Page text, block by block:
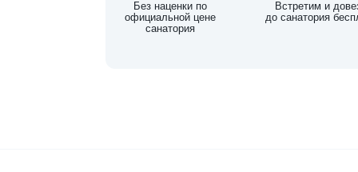
Без наценки по
официальной цене
санатория
Встретим и
до санатория